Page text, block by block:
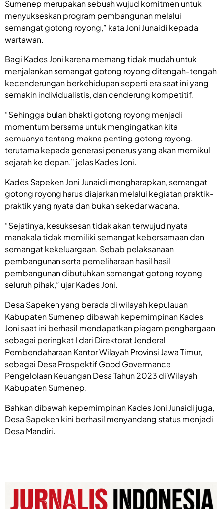
Sumenep merupakan sebuah wujud komitmen untuk
menyukseskan program pembangunan melalui
semangat gotong royong,” kata Joni Junaidi kepada
wartawan.
Bagi Kades Joni karena memang tidak mudah untuk
menjalankan semangat gotong royong ditengah-tengah
kecenderungan berkehidupan seperti era saat ini yang
semakin individualistis, dan cenderung kompetitif.
“Sehingga bulan bhakti gotong royong menjadi
momentum bersama untuk mengingatkan kita
semuanya tentang makna penting gotong royong,
terutama kepada generasi penerus yang akan memikul
sejarah ke depan,” jelas Kades Joni.
Kades Sapeken Joni Junaidi mengharapkan, semangat
gotong royong harus diajarkan melalui kegiatan praktik-
praktik yang nyata dan bukan sekedar wacana.
“Sejatinya, kesuksesan tidak akan terwujud nyata
manakala tidak memiliki semangat kebersamaan dan
semangat kekeluargaan. Sebab pelaksanaan
pembangunan serta pemeliharaan hasil hasil
pembangunan dibutuhkan semangat gotong royong
seluruh pihak,” ujar Kades Joni.
Desa Sapeken yang berada di wilayah kepulauan
Kabupaten Sumenep dibawah kepemimpinan Kades
Joni saat ini berhasil mendapatkan piagam penghargaan
sebagai peringkat I dari Direktorat Jenderal
Pembendaharaan Kantor Wilayah Provinsi Jawa Timur,
sebagai Desa Prospektif Good Govermance
Pengelolaan Keuangan Desa Tahun 2023 di Wilayah
Kabupaten Sumenep.
Bahkan dibawah kepemimpinan Kades Joni Junaidi juga,
Desa Sapeken kini berhasil menyandang status menjadi
Desa Mandiri.